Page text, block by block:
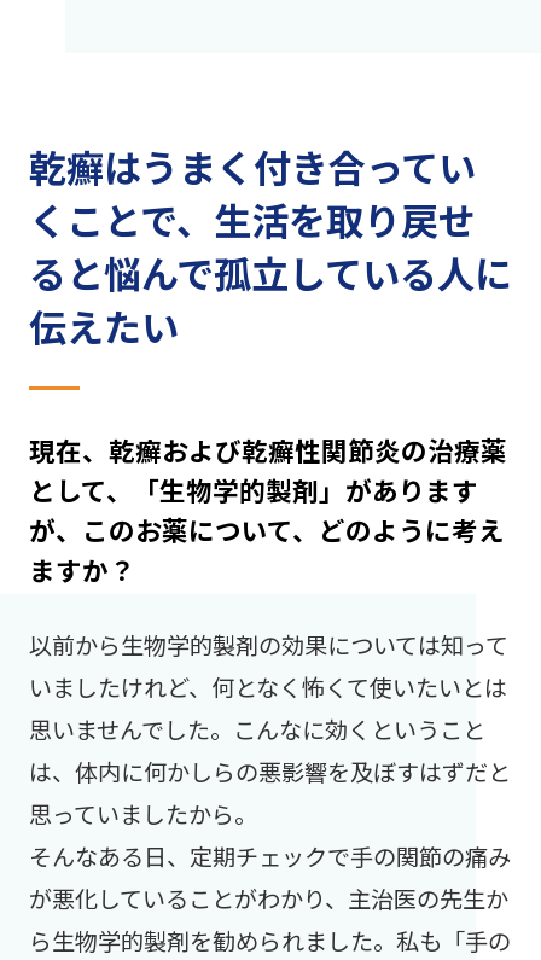
乾癬はうまく付き合ってい
くことで、生活を取り戻せ
ると悩んで孤立している人に
伝えたい
現在、乾癬および乾癬性関節炎の治療薬
として、「生物学的製剤」があります
が、このお薬について、どのように考え
ますか？
以前から生物学的製剤の効果については知って
いましたけれど、何となく怖くて使いたいとは
思いませんでした。こんなに効くということ
は、体内に何かしらの悪影響を及ぼすはずだと
思っていましたから。
そんなある日、定期チェックで手の関節の痛み
が悪化していることがわかり、主治医の先生か
ら生物学的製剤を勧められました。私も「手の